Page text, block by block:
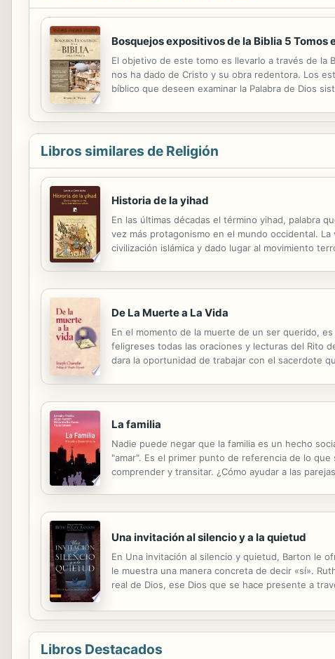
Bosquejos expositivos de la Biblia 5 Tomos
El objetivo de este tomo es llevarlo a través de la
nos ha dado de Cristo y su obra redentora. Los
bíblico que deseen examinar la Palabra de Dios
Libros similares de Religión
Historia de la yihad
En las últimas décadas el término yihad, palabra
vez más protagonismo en el mundo occidental.
civilización islámica y dado lugar al movimiento
De La Muerte a La Vida
En el momento de la muerte de un ser querido,
feligreses todas las oraciones y lecturas del Rito
dara la oportunidad de trabajar con el sacerdote
La familia
Nadie puede negar que la familia es un hecho
"amar". Es el primer punto de referencia de lo
comprender y transitar. ¿Cómo ayudar a las
Una invitación al silencio y a la quietud
En Una invitación al silencio y quietud, Barton le
le muestra una manera concreta de decir «sí».
real de Dios, ese Dios que se hace presente a
Libros Destacados